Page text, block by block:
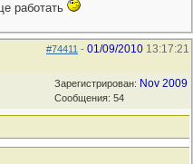
работать
#74411 - 01/09/2010 13:17:21
Зарегистрирован: Nov 2009
Сообщения: 54